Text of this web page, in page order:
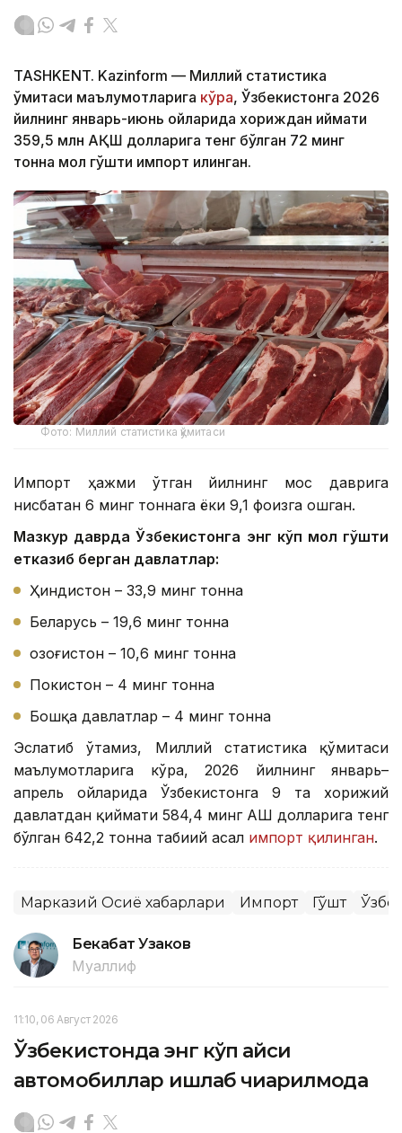
TASHKENT. Kazinform — Миллий статистика
қўмитаси маълумотларига кўра, Ўзбекистонга 2026
йилнинг январь-июнь ойларида хориждан қиймати
359,5 млн АҚШ долларига тенг бўлган 72 минг
тонна мол гўшти импорт қилинган.
Фото: Миллий статистика қўмитаси
Импорт ҳажми ўтган йилнинг мос даврига
нисбатан 6 минг тоннага ёки 9,1 фоизга ошган.
Мазкур даврда Ўзбекистонга энг кўп мол гўшти
етказиб берган давлатлар:
Ҳиндистон – 33,9 минг тонна
Беларусь – 19,6 минг тонна
Қозоғистон – 10,6 минг тонна
Покистон – 4 минг тонна
Бошқа давлатлар – 4 минг тонна
Эслатиб ўтамиз, Миллий статистика қўмитаси
маълумотларига кўра, 2026 йилнинг январь–
апрель ойларида Ўзбекистонга 9 та хорижий
давлатдан қиймати 584,4 минг АҚШ долларига тенг
бўлган 642,2 тонна табиий асал импорт қилинган.
Марказий Осиё хабарлари Импорт Гўшт
Бекабат Узаков
Муаллиф
11:10, 06 Август 2026
Ўзбекистонда энг кўп қайси
автомобиллар ишлаб чиқарилмоқда